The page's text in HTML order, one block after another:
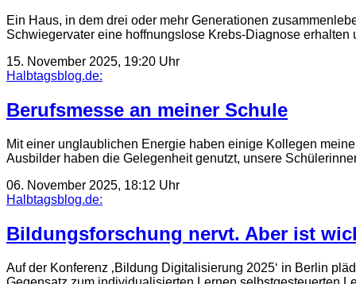
Ein Haus, in dem drei oder mehr Generationen
Schwiegervater eine hoffnungslose Krebs-Diagnose
15. November 2025, 19:20 Uhr
Halbtagsblog.de:
Berufsmesse an meiner Schule
Mit einer unglaublichen Energie haben einige Kollegen
Ausbilder haben die Gelegenheit genutzt, unsere
06. November 2025, 18:12 Uhr
Halbtagsblog.de:
Bildungsforschung nervt. Aber ist
Auf der Konferenz ‚Bildung Digitalisierung 2025‘ in Berlin